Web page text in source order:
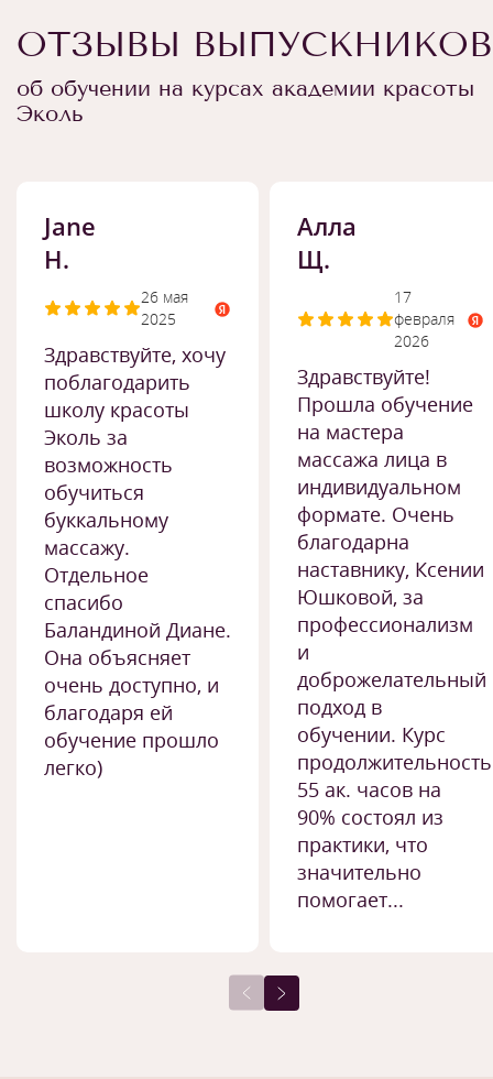
ОТЗЫВЫ ВЫПУСКНИКОВ
об обучении на курсах академии красоты
Эколь
Jane
H.
26 мая
2025
Здравствуйте, хочу
поблагодарить
школу красоты
Эколь за
возможность
обучиться
буккальному
массажу.
Отдельное
спасибо
Баландиной Диане.
Она объясняет
очень доступно, и
благодаря ей
обучение прошло
легко)
Алла
Щ.
17
февраля
2026
Здравствуйте!
Прошла обучение
на мастера
массажа лица в
индивидуальном
формате. Очень
благодарна
наставнику, Ксении
Юшковой, за
профессионализм
и
доброжелательный
подход в
обучении. Курс
55 ак. часов на
90% состоял из
практики, что
значительно
помогает...